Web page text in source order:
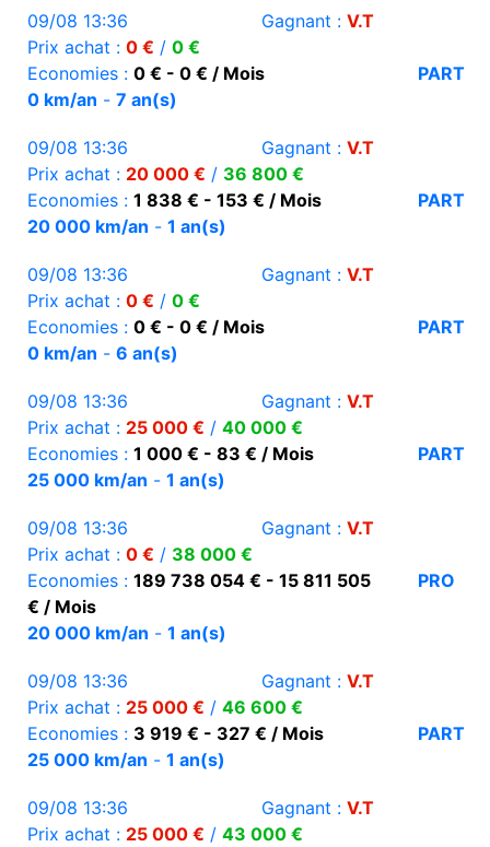
09/08 13:36 Gagnant : V.T
Prix achat : 0 € / 0 €
Economies : 0 € - 0 € / Mois
PART
0 km/an - 7 an(s)
09/08 13:36 Gagnant : V.T
Prix achat : 20 000 € / 36 800 €
Economies : 1 838 € - 153 € / Mois
PART
20 000 km/an - 1 an(s)
09/08 13:36 Gagnant : V.T
Prix achat : 0 € / 0 €
Economies : 0 € - 0 € / Mois
PART
0 km/an - 6 an(s)
09/08 13:36 Gagnant : V.T
Prix achat : 25 000 € / 40 000 €
Economies : 1 000 € - 83 € / Mois
PART
25 000 km/an - 1 an(s)
09/08 13:36 Gagnant : V.T
Prix achat : 0 € / 38 000 €
Economies : 189 738 054 € - 15 811 505
€ / Mois
PRO
20 000 km/an - 1 an(s)
09/08 13:36 Gagnant : V.T
Prix achat : 25 000 € / 46 600 €
Economies : 3 919 € - 327 € / Mois
PART
25 000 km/an - 1 an(s)
09/08 13:36 Gagnant : V.T
Prix achat : 25 000 € / 43 000 €